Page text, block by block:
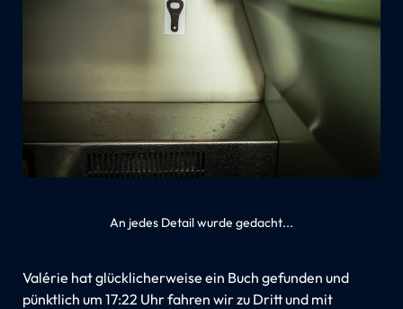
An jedes Detail wurde gedacht...
Valérie hat glücklicherweise ein Buch gefunden und
pünktlich um 17:22 Uhr fahren wir zu Dritt und mit